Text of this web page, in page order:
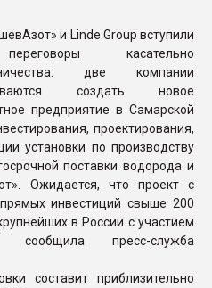
ПЕРЕЙТИ НА
и Linde Group вступили
касательно
две компании
создать новое
предприятие в Самарской
проектирования,
установки по производству
поставки водорода и
Ожидается, что проект с
инвестиций свыше 200
в России с участием
сообщила пресс-служба
составит приблизительно